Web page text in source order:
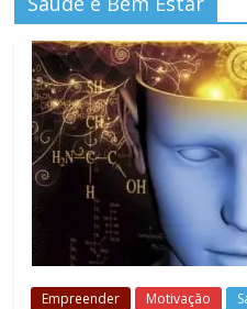
Empreender Motivação